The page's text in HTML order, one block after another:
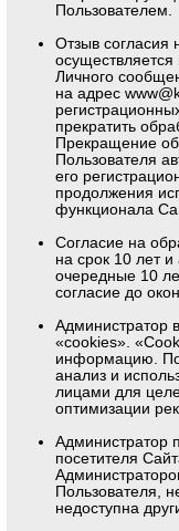
Пользователем.
Отзыв согласия
Личного
на адрес
прекратить
Прекращение
Пользователя
его
продолжения
функционала
Согласие на
на срок 10 лет и
очередные 10
согласие до
Администратор
«cookies».
информацию.
анализ и
лицами для
оптимизации
Администратор
посетителя
Пользователя,
недоступна